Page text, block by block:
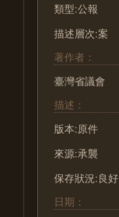
類型:公報
描述層次:案
著作者：
臺灣省議會
描述：
版本:原件
來源:承襲
保存狀況:良好
日期：